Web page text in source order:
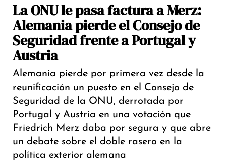
La ONU le pasa factura a Merz:
Alemania pierde el Consejo de
Seguridad frente a Portugal y
Austria
Alemania pierde por primera vez desde la
reunificación un puesto en el Consejo de
Seguridad de la ONU, derrotada por
Portugal y Austria en una votación que
Friedrich Merz daba por segura y que abre
un debate sobre el doble rasero en la
política exterior alemana